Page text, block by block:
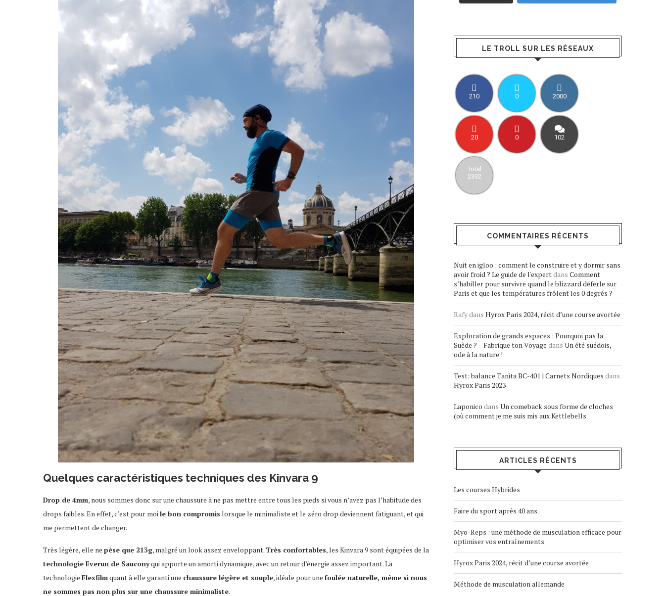
Quelques caractéristiques techniques des Kinvara 9
Drop de 4mm, nous sommes donc sur une chaussure à ne pas mettre entre tous les pieds si vous n’avez pas l’habitude des
drops faibles. En effet, c’est pour moile bon compromis lorsque le minimaliste et le zéro drop deviennent fatiguant, et qui
me permettent de changer.
Très légère, elle ne pèse que 213g, malgré un look assez enveloppant.Très confortables, les Kinvara 9 sont équipées de la
technologie Everun de Sauconyqui apporte un amorti dynamique, avec un retour d’énergie assez important. La
technologie Flexfilmquant à elle garanti une chaussure légère et souple, idéale pour une foulée naturelle, même si nous
ne sommes pas non plus sur une chaussure minimaliste.
LE TROLL SUR LES RÉSEAUX
210 0 2000
20 0 102
Total
2332
COMMENTAIRES RÉCENTS
Nuit en igloo : comment le construire et y dormir sans
avoir froid ? Le guide de l'expertdans Comment
s’habiller pour survivre quand le blizzard déferle sur
Paris et que les températures frôlent les 0 degrés ?
Rafydans Hyrox Paris 2024, récit d’une course avortée
Exploration de grands espaces : Pourquoi pas la
Suède ? – Fabrique ton Voyage dans Un été suédois,
ode à la nature !
Test: balance Tanita BC-401 | Carnets Nordiques dans
Hyrox Paris 2023
Laponico dans Un comeback sous forme de cloches
(où comment je me suis mis aux Kettlebells
ARTICLES RÉCENTS
Les courses Hybrides
Faire du sport après 40 ans
Myo-Reps : une méthode de musculation efficace pour
optimiser vos entraînements
Hyrox Paris 2024, récit d’une course avortée
Méthode de musculation allemande